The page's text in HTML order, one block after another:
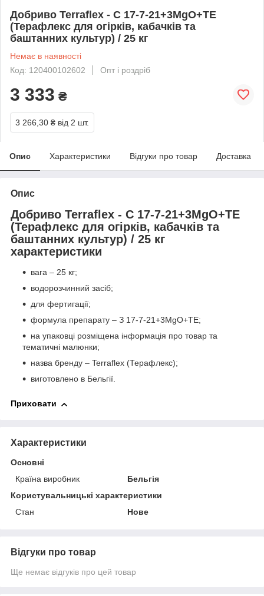
Добриво Terraflex - C 17-7-21+3MgO+TE
(Терафлекс для огірків, кабачків та
баштанних культур) / 25 кг
Немає в наявності
Код: 120400102602
Опт і роздріб
3 333 ₴
3 266,30 ₴ від 2 шт.
Опис Характеристики Відгуки про товар Доставка
Опис
Добриво Terraflex - C 17-7-21+3MgO+TE
(Терафлекс для огірків, кабачків та
баштанних культур) / 25 кг
характеристики
вага – 25 кг;
водорозчинний засіб;
для фертигації;
формула препарату – З 17-7-21+3MgO+TE;
на упаковці розміщена інформація про товар та
тематичні малюнки;
назва бренду – Terraflex (Терафлекс);
виготовлено в Бельгії.
Приховати
Характеристики
Основні
Країна виробник
Бельгія
Користувальницькі характеристики
Стан
Нове
Відгуки про товар
Ще немає відгуків про цей товар